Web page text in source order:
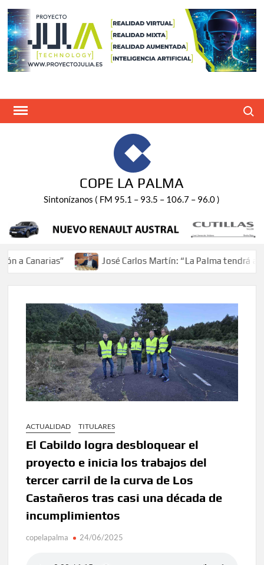
Saltar
contenido
COPE LA PALMA
Sintonízanos ( FM 95.1 – 93.5 – 106.7 – 96.0 )
José Carlos Martín: “La Palma tendrá antes
ACTUALIDAD TITULARES
El Cabildo logra desbloquear el
proyecto e inicia los trabajos del
tercer carril de la curva de Los
Castañeros tras casi una década de
incumplimientos
copelapalma 24/06/2025